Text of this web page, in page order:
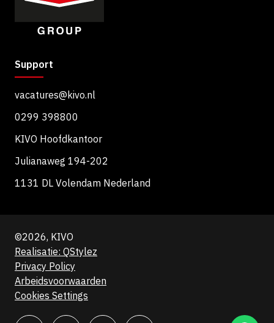
Support
vacatures@kivo.nl
0299 398800
KIVO Hoofdkantoor
Julianaweg 194-202
1131 DL Volendam Nederland
©2026, KIVO
Realisatie: QStylez
Privacy Policy
Arbeidsvoorwaarden
Cookies Settings